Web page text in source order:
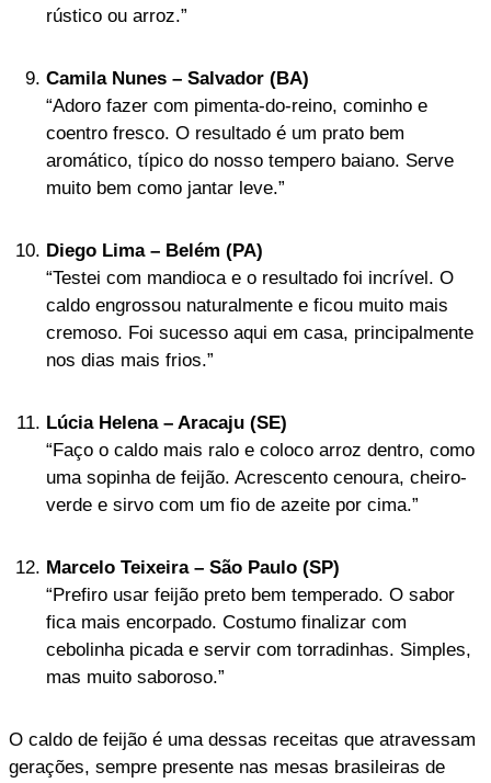
rústico ou arroz.”
Camila Nunes – Salvador (BA)
“Adoro fazer com pimenta-do-reino, cominho e
coentro fresco. O resultado é um prato bem
aromático, típico do nosso tempero baiano. Serve
muito bem como jantar leve.”
Diego Lima – Belém (PA)
“Testei com mandioca e o resultado foi incrível. O
caldo engrossou naturalmente e ficou muito mais
cremoso. Foi sucesso aqui em casa, principalmente
nos dias mais frios.”
Lúcia Helena – Aracaju (SE)
“Faço o caldo mais ralo e coloco arroz dentro, como
uma sopinha de feijão. Acrescento cenoura, cheiro-
verde e sirvo com um fio de azeite por cima.”
Marcelo Teixeira – São Paulo (SP)
“Prefiro usar feijão preto bem temperado. O sabor
fica mais encorpado. Costumo finalizar com
cebolinha picada e servir com torradinhas. Simples,
mas muito saboroso.”
O caldo de feijão é uma dessas receitas que atravessam
gerações, sempre presente nas mesas brasileiras de